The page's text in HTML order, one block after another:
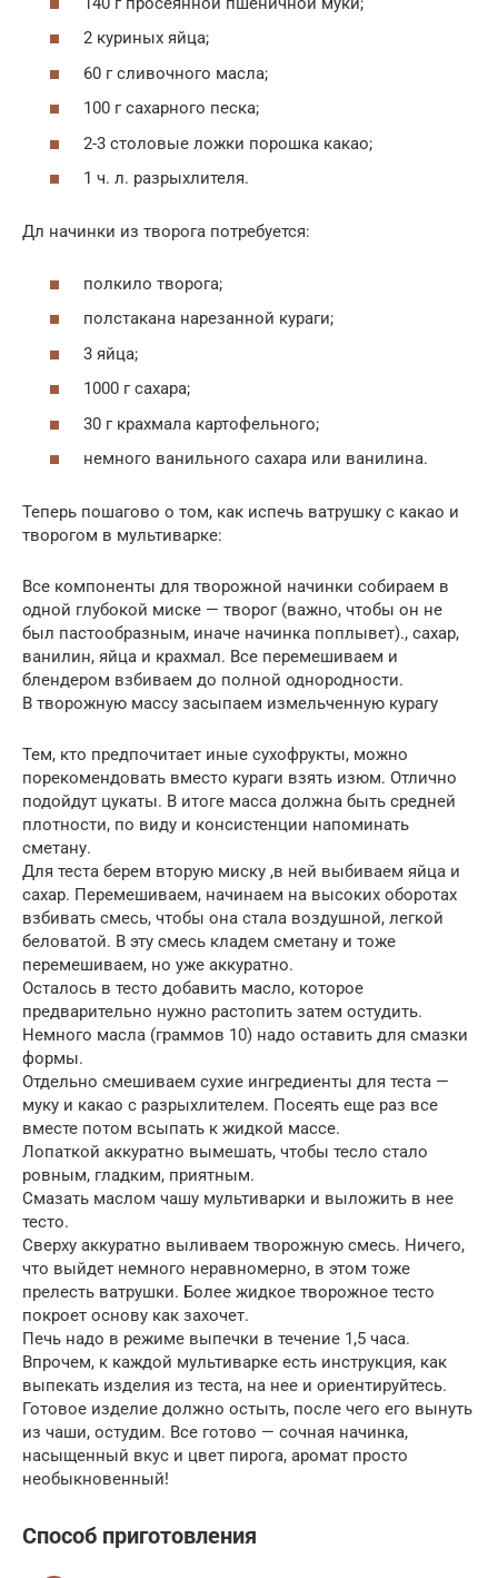
2 куриных яйца;
60 г сливочного масла;
100 г сахарного песка;
2-3 столовые ложки порошка какао;
1 ч. л. разрыхлителя.
Дл начинки из творога потребуется:
полкило творога;
полстакана нарезанной кураги;
3 яйца;
1000 г сахара;
30 г крахмала картофельного;
немного ванильного сахара или ванилина.
Теперь пошагово о том, как испечь ватрушку с какао и
творогом в мультиварке:
Все компоненты для творожной начинки собираем в
одной глубокой миске — творог (важно, чтобы он не
был пастообразным, иначе начинка поплывет)., сахар,
ванилин, яйца и крахмал. Все перемешиваем и
блендером взбиваем до полной однородности.
В творожную массу засыпаем измельченную курагу
Тем, кто предпочитает иные сухофрукты, можно
порекомендовать вместо кураги взять изюм. Отлично
подойдут цукаты. В итоге масса должна быть средней
плотности, по виду и консистенции напоминать
сметану.
Для теста берем вторую миску ,в ней выбиваем яйца и
сахар. Перемешиваем, начинаем на высоких оборотах
взбивать смесь, чтобы она стала воздушной, легкой
беловатой. В эту смесь кладем сметану и тоже
перемешиваем, но уже аккуратно.
Осталось в тесто добавить масло, которое
предварительно нужно растопить затем остудить.
Немного масла (граммов 10) надо оставить для смазки
формы.
Отдельно смешиваем сухие ингредиенты для теста —
муку и какао с разрыхлителем. Посеять еще раз все
вместе потом всыпать к жидкой массе.
Лопаткой аккуратно вымешать, чтобы тесло стало
ровным, гладким, приятным.
Смазать маслом чашу мультиварки и выложить в нее
тесто.
Сверху аккуратно выливаем творожную смесь. Ничего,
что выйдет немного неравномерно, в этом тоже
прелесть ватрушки. Более жидкое творожное тесто
покроет основу как захочет.
Печь надо в режиме выпечки в течение 1,5 часа.
Впрочем, к каждой мультиварке есть инструкция, как
выпекать изделия из теста, на нее и ориентируйтесь.
Готовое изделие должно остыть, после чего его вынуть
из чаши, остудим. Все готово — сочная начинка,
насыщенный вкус и цвет пирога, аромат просто
необыкновенный!
Способ приготовления